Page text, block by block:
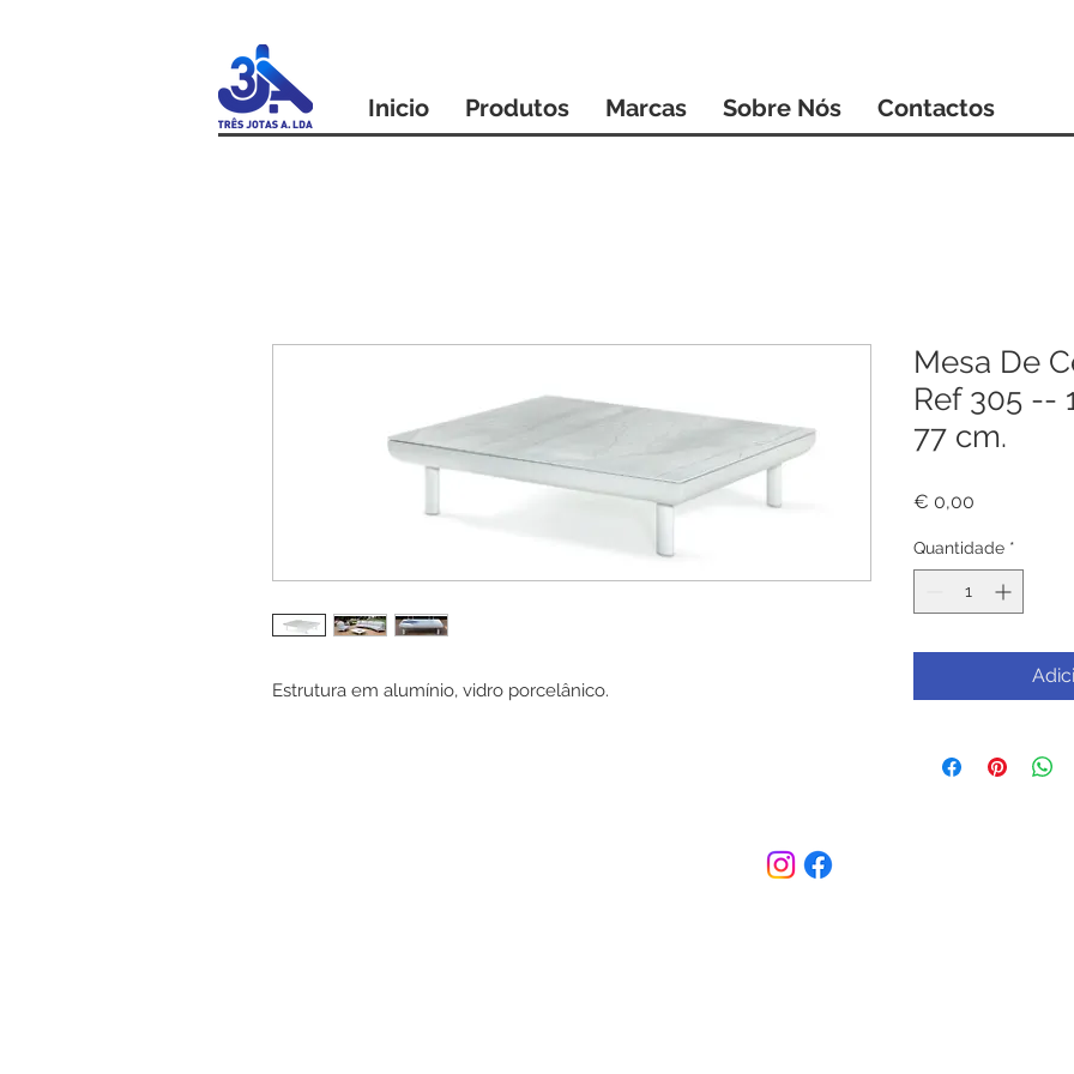
Inicio Produtos Marcas Sobre Nós Contactos
Estrutura em alumínio, vidro porcelânico.
Mesa De
Ref 305 --
77 cm.
€ 0,00
Quantidade *